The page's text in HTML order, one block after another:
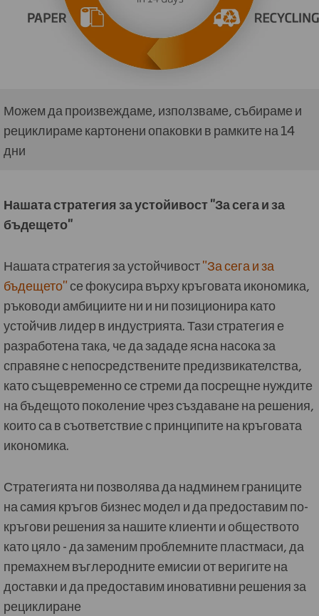
Можем да произвеждаме, използваме, събираме и
рециклираме картонени опаковки в рамките на 14
дни
Нашата стратегия за устойивост "За сега и за
бъдещето"
Нашата стратегия за устойчивост"За сега и за
бъдещето"се фокусира върху кръговата икономика,
ръководи амбициите ни и ни позиционира като
устойчив лидер в индустрията. Тази стратегия е
разработена така, че да зададе ясна насока за
справяне с непосредствените предизвикателства,
като същевременно се стреми да посрещне нуждите
на бъдещото поколение чрез създаване на решения,
които са в съответствие с принципите на кръговата
икономика.
Стратегията ни позволява да надминем границите
на самия кръгов бизнес модел и да предоставим по-
кръгови решения за нашите клиенти и обществото
като цяло - да заменим проблемните пластмаси, да
премахнем въглеродните емисии от веригите на
доставки и да предоставим иновативни решения за
рециклиране